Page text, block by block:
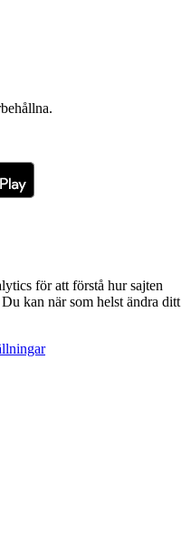
för att förstå hur sajten
kan när som helst ändra ditt